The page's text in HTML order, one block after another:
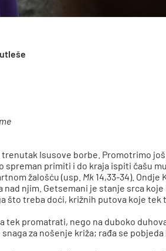
Isusove borbe. Promotrimo
primiti i do kraja ispiti čašu
žalošću (usp. Mk 14,33-34).
njim. Getsemani je stanje srca koje
što treba doći, križnih putova koje tek
tek promatrati, nego na duboko
za nošenje križa; rađa se pobjeda